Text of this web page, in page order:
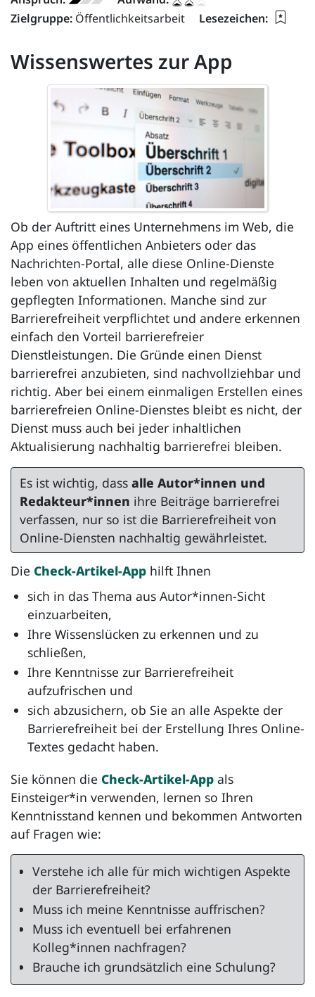
Zielgruppe: Öffentlichkeitsarbeit Lesezeichen:
Wissenswertes zur App
Ob der Auftritt eines Unternehmens im Web, die
App eines öffentlichen Anbieters oder das
Nachrichten-Portal, alle diese Online-Dienste
leben von aktuellen Inhalten und regelmäßig
gepflegten Informationen. Manche sind zur
Barrierefreiheit verpflichtet und andere erkennen
einfach den Vorteil barrierefreier
Dienstleistungen. Die Gründe einen Dienst
barrierefrei anzubieten, sind nachvollziehbar und
richtig. Aber bei einem einmaligen Erstellen eines
barrierefreien Online-Dienstes bleibt es nicht, der
Dienst muss auch bei jeder inhaltlichen
Aktualisierung nachhaltig barrierefrei bleiben.
Es ist wichtig, dass alle Autor*innen und
Redakteur*innen ihre Beiträge barrierefrei
verfassen, nur so ist die Barrierefreiheit von
Online-Diensten nachhaltig gewährleistet.
Die Check-Artikel-App hilft Ihnen
sich in das Thema aus Autor*innen-Sicht
einzuarbeiten,
Ihre Wissenslücken zu erkennen und zu
schließen,
Ihre Kenntnisse zur Barrierefreiheit
aufzufrischen und
sich abzusichern, ob Sie an alle Aspekte der
Barrierefreiheit bei der Erstellung Ihres Online-
Textes gedacht haben.
Sie können die Check-Artikel-App als
Einsteiger*in verwenden, lernen so Ihren
Kenntnisstand kennen und bekommen Antworten
auf Fragen wie:
Verstehe ich alle für mich wichtigen Aspekte
der Barrierefreiheit?
Muss ich meine Kenntnisse auffrischen?
Muss ich eventuell bei erfahrenen
Kolleg*innen nachfragen?
Brauche ich grundsätzlich eine Schulung?